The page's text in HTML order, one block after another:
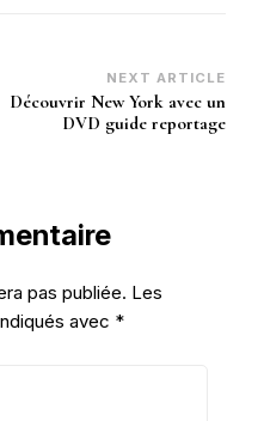
NEXT ARTICLE
Découvrir New York avec un
DVD guide reportage
pas publiée. Les
avec *